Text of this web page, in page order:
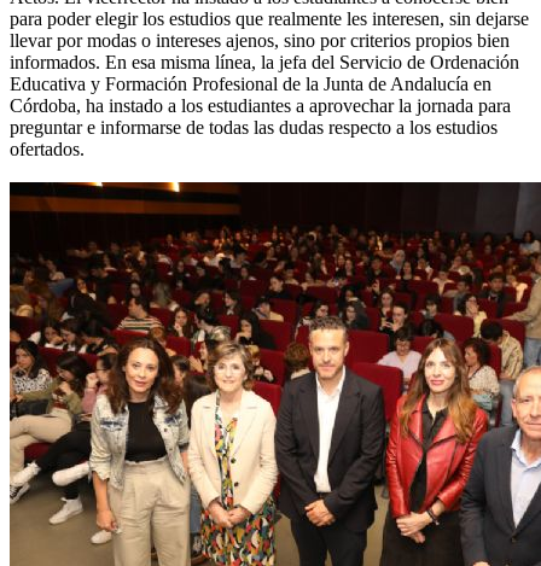
para poder elegir los estudios que realmente les interesen, sin dejarse
llevar por modas o intereses ajenos, sino por criterios propios bien
informados. En esa misma línea, la jefa del Servicio de Ordenación
Educativa y Formación Profesional de la Junta de Andalucía en
Córdoba, ha instado a los estudiantes a aprovechar la jornada para
preguntar e informarse de todas las dudas respecto a los estudios
ofertados.